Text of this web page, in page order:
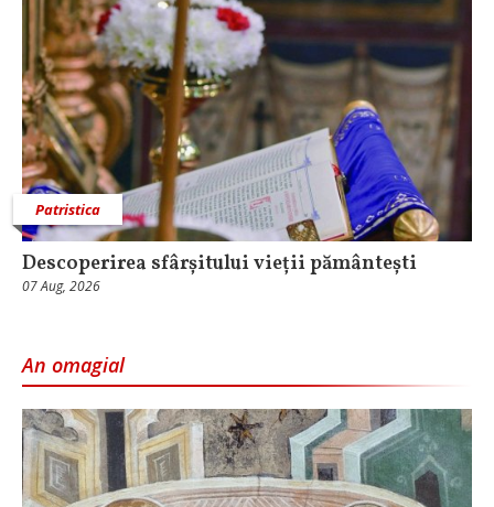
Patristica
Descoperirea sfârșitului vieții pământești
07 Aug, 2026
An omagial